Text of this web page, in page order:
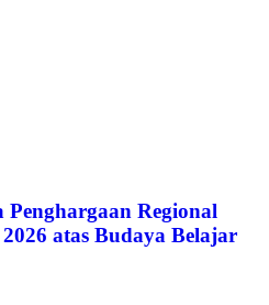
Regional
atas Budaya Belajar